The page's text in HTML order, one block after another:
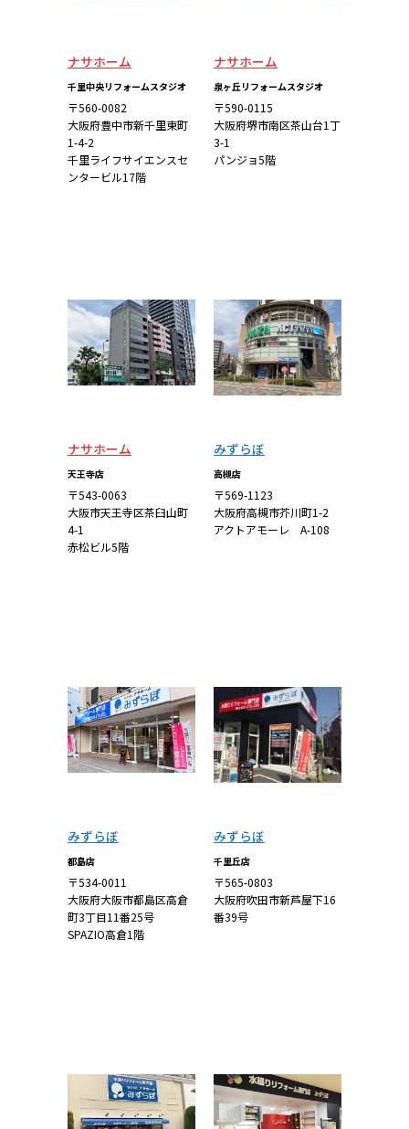
ナサホーム
千里中央リフォームスタジオ
〒560-0082
大阪府豊中市新千里東町
1-4-2
千里ライフサイエンスセ
ンタービル17階
ナサホーム
泉ヶ丘リフォームスタジオ
〒590-0115
大阪府堺市南区茶山台1丁
3-1
パンジョ5階
ナサホーム
天王寺店
〒543-0063
大阪市天王寺区茶臼山町
4-1
赤松ビル5階
みずらぼ
高槻店
〒569-1123
大阪府高槻市芥川町1-2
アクトアモーレ A-108
みずらぼ
都島店
〒534-0011
大阪府大阪市都島区高倉
町3丁目11番25号
SPAZIO高倉1階
みずらぼ
千里丘店
〒565-0803
大阪府吹田市新芦屋下16
番39号